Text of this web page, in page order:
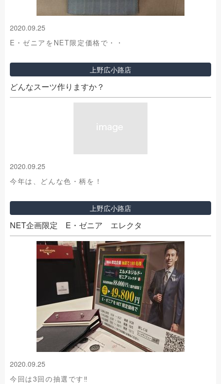
2020.09.25
E・ゼニアをNET限定価格で・・
上野広小路店
どんなスーツ作りますか？
2020.09.25
今年は、どんな色・柄を！
上野広小路店
NET企画限定 E・ゼニア エレクタ
2020.09.25
今回は3回の抽選です‼